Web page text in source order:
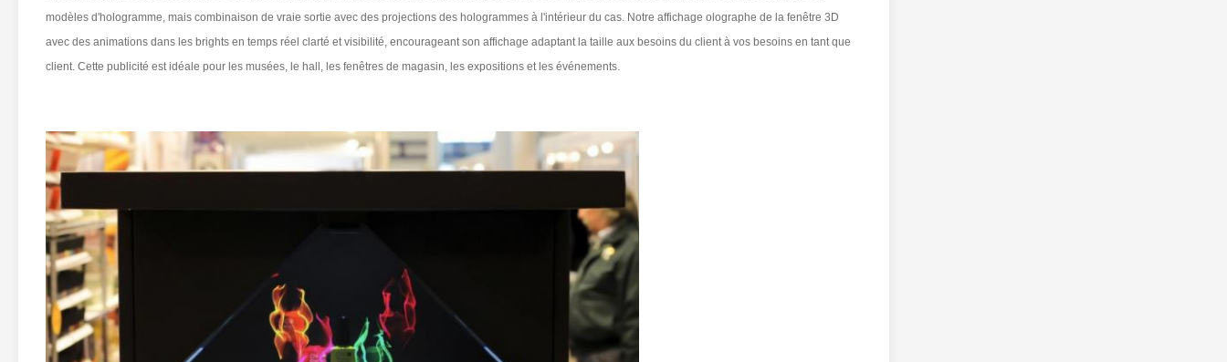
modèles d'hologramme, mais combinaison de vraie sortie avec des projections des hologrammes à l'intérieur du cas. Notre affichage olographe de la fenêtre 3D
avec des animations dans les brights en temps réel clarté et visibilité, encourageant son affichage adaptant la taille aux besoins du client à vos besoins en tant que
client. Cette publicité est idéale pour les musées, le hall, les fenêtres de magasin, les expositions et les événements.